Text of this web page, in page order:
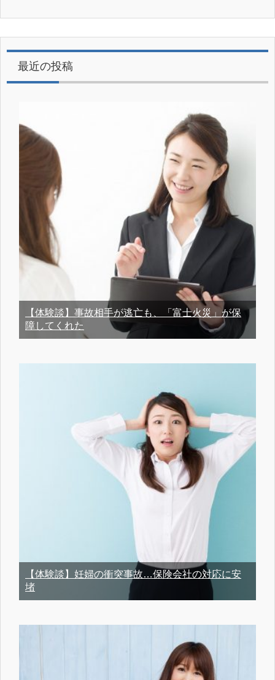
最近の投稿
【体験談】事故相手が逃亡も、「富士火災」が保
障してくれた
【体験談】妊婦の衝突事故…保険会社の対応に安
堵